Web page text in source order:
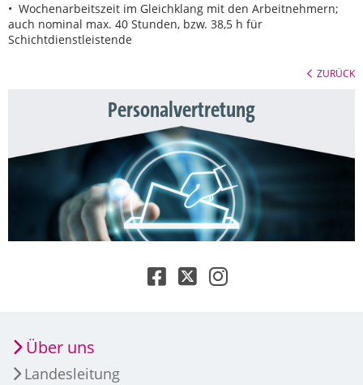
• Wochenarbeitszeit im Gleichklang mit den Arbeitnehmern;
auch nominal max. 40 Stunden, bzw. 38,5 h für
Schichtdienstleistende
ZURÜCK
Personalvertretung
Über uns
Landesleitung